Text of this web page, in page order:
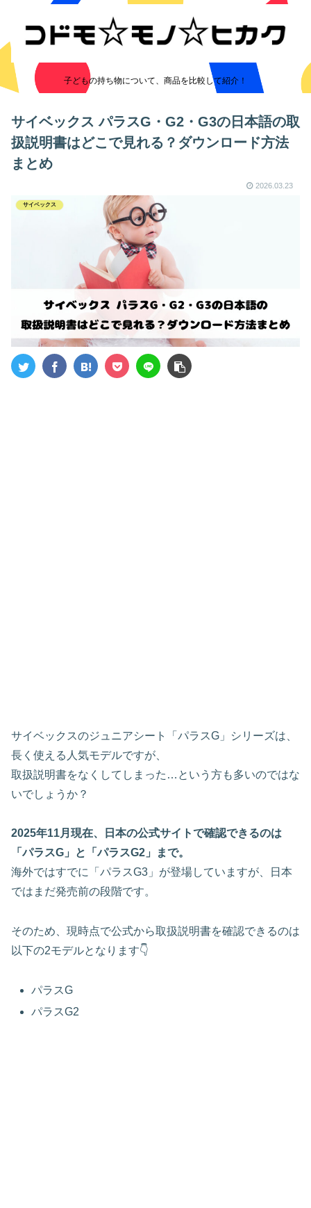
子どもの持ち物について、商品を比較して紹介！
サイベックス パラスG・G2・G3の日本語の取
扱説明書はどこで見れる？ダウンロード方法
まとめ
2026.03.23
サイベックス
サイベックスのジュニアシート「パラスG」シリーズは、
長く使える人気モデルですが、
取扱説明書をなくしてしまった…という方も多いのではな
いでしょうか？
2025年11月現在、日本の公式サイトで確認できるのは
「パラスG」と「パラスG2」まで。
海外ではすでに「パラスG3」が登場していますが、日本
ではまだ発売前の段階です。
そのため、現時点で公式から取扱説明書を確認できるのは
以下の2モデルとなります👇
パラスG
パラスG2